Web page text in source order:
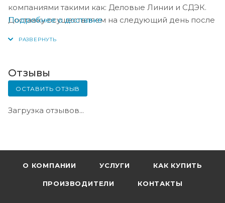
компаниями такими как: Деловые Линии и СДЭК.
Доставку осуществляем на следующий день после
Подробнее о доставке
Отзывы
ОСТАВИТЬ ОТЗЫВ
Загрузка отзывов...
О КОМПАНИИ УСЛУГИ КАК КУПИТЬ
ПРОИЗВОДИТЕЛИ КОНТАКТЫ